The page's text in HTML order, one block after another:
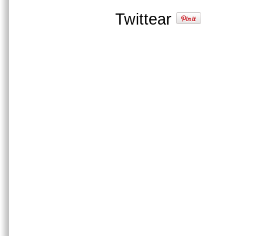
Twittear